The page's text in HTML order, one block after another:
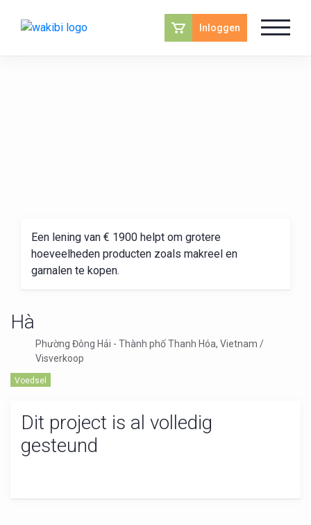
Inloggen
Een lening van € 1900 helpt om grotere
hoeveelheden producten zoals makreel en
garnalen te kopen.
Hà
Phường Đông Hải - Thành phố Thanh Hóa, Vietnam /
Visverkoop
Voedsel
Dit project is al volledig
gesteund